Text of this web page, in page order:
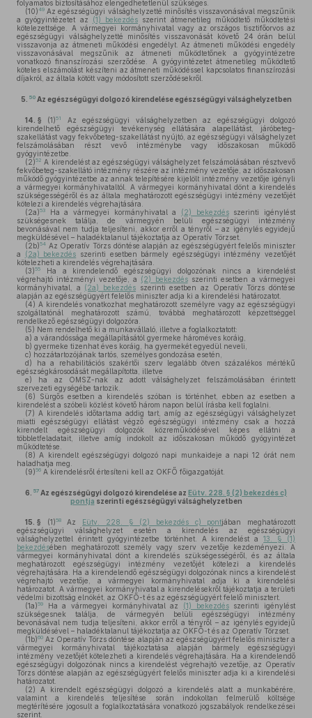
folyamatos biztosításához elengedhetetlenül szükséges.
(10)49 Az egészségügyi válsághelyzetté minősítés visszavonásával megszűnik
a gyógyintézetet az
(1) bekezdés szerint átmenetileg működtető működtetési
kötelezettsége. A vármegyei kormányhivatal vagy az országos tisztifőorvos az
egészségügyi válsághelyzetté minősítés visszavonását követő 24 órán belül
visszavonja az átmeneti működési engedélyt. Az átmeneti működési engedély
visszavonásával megszűnik az átmeneti működtetőnek a gyógyintézetre
vonatkozó finanszírozási szerződése. A gyógyintézetet átmenetileg működtető
köteles elszámolást készíteni az átmeneti működéssel kapcsolatos finanszírozási
díjakról, az általa kötött vagy módosított szerződésekről.
5. 50Az egészségügyi dolgozó kirendelése egészségügyi válsághelyzetben
14. § (1)51
Az egészségügyi válsághelyzetben az egészségügyi dolgozó
kirendelhető egészségügyi tevékenység ellátására alapellátást, járóbeteg-
szakellátást vagy fekvőbeteg-szakellátást nyújtó, az egészségügyi válsághelyzet
felszámolásában részt vevő intézménybe vagy időszakosan működő
gyógyintézetbe.
(2)52 A kirendelést az egészségügyi válsághelyzet felszámolásában résztvevő
fekvőbeteg-szakellátó intézmény részére az intézmény vezetője, az időszakosan
működő gyógyintézetbe az annak telepítésére kijelölt intézmény vezetője igényli
a vármegyei kormányhivataltól. A vármegyei kormányhivatal dönt a kirendelés
szükségességéről és az általa meghatározott egészségügyi intézmény vezetőjét
kötelezi a kirendelés végrehajtására.
(2a)53 Ha a vármegyei kormányhivatal a (2) bekezdésszerinti igénylést
szükségesnek találja, de vármegyén belüli egészségügyi intézmény
bevonásával nem tudja teljesíteni, akkor erről a tényről – az igénylés egyidejű
megküldésével – haladéktalanul tájékoztatja az Operatív Törzset.
(2b)54 Az Operatív Törzs döntése alapján az egészségügyért felelős miniszter
a
(2a) bekezdés szerinti esetben bármely egészségügyi intézmény vezetőjét
kötelezheti a kirendelés végrehajtására.
(3)55
Ha a kirendelendő egészségügyi dolgozónak nincs a kirendelést
végrehajtó intézményi vezetője, a (2) bekezdésszerinti esetben a vármegyei
kormányhivatal, a (2a) bekezdés szerinti esetben az Operatív Törzs döntése
alapján az egészségügyért felelős miniszter adja ki a kirendelési határozatot.
(4) A kirendelés vonatkozhat meghatározott személyre vagy az egészségügyi
szolgáltatónál meghatározott számú, továbbá meghatározott képzettséggel
rendelkező egészségügyi dolgozóra.
(5) Nem rendelhető ki a munkavállaló, illetve a foglalkoztatott:
a) a várandóssága megállapításától gyermeke hároméves koráig,
b) gyermeke tizenhat éves koráig, ha gyermekét egyedül neveli,
c) hozzátartozójának tartós, személyes gondozása esetén,
d) ha a rehabilitációs szakértői szerv legalább ötven százalékos mértékű
egészségkárosodását megállapította, illetve
e) ha az OMSZ-nak az adott válsághelyzet felszámolásában érintett
szervezeti egységébe tartozik.
(6) Sürgős esetben a kirendelés szóban is történhet, ebben az esetben a
kirendelést a szóbeli közlést követő három napon belül írásba kell foglalni.
(7) A kirendelés időtartama addig tart, amíg az egészségügyi válsághelyzet
miatti egészségügyi ellátást végző egészségügyi intézmény csak a hozzá
kirendelt egészségügyi dolgozók közreműködésével képes ellátni a
többletfeladatait, illetve amíg indokolt az időszakosan működő gyógyintézet
működtetése.
(8) A kirendelt egészségügyi dolgozó napi munkaideje a napi 12 órát nem
haladhatja meg.
(9)56 A kirendelésről értesíteni kell az OKFŐ főigazgatóját.
6. 57 Az egészségügyi dolgozó kirendelése az Eütv. 228. § (2) bekezdés c)
pontja szerinti egészségügyi válsághelyzetben
15. § (1)58Az Eütv. 228. § (2) bekezdés c) pontjában meghatározott
egészségügyi válsághelyzet esetén a kirendelés az egészségügyi
válsághelyzettel érintett gyógyintézetbe történhet. A kirendelést a13. § (1)
bekezdésében meghatározott személy vagy szerv vezetője kezdeményezi. A
vármegyei kormányhivatal dönt a kirendelés szükségességéről, és az általa
meghatározott egészségügyi intézmény vezetőjét kötelezi a kirendelés
végrehajtására. Ha a kirendelendő egészségügyi dolgozónak nincs a kirendelést
végrehajtó vezetője, a vármegyei kormányhivatal adja ki a kirendelési
határozatot. A vármegyei kormányhivatal a kirendelésekről tájékoztatja a területi
védelmi bizottság elnökét, az OKFŐ-t és az egészségügyért felelő minisztert.
(1a)59 Ha a vármegyei kormányhivatal az (1) bekezdésszerinti igénylést
szükségesnek találja, de vármegyén belüli egészségügyi intézmény
bevonásával nem tudja teljesíteni, akkor erről a tényről – az igénylés egyidejű
megküldésével – haladéktalanul tájékoztatja az OKFŐ-t és az Operatív Törzset.
(1b)60 Az Operatív Törzs döntése alapján az egészségügyért felelős miniszter a
vármegyei kormányhivatal tájékoztatása alapján bármely egészségügyi
intézmény vezetőjét kötelezheti a kirendelés végrehajtására. Ha a kirendelendő
egészségügyi dolgozónak nincs a kirendelést végrehajtó vezetője, az Operatív
Törzs döntése alapján az egészségügyért felelős miniszter adja ki a kirendelési
határozatot.
(2) A kirendelt egészségügyi dolgozó a kirendelés alatt a munkabérére,
valamint a kirendelés teljesítése során indokoltan felmerülő költsége
megtérítésére jogosult a foglalkoztatására vonatkozó jogszabályok rendelkezései
szerint.